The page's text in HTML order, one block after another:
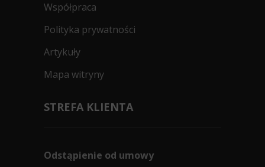
Współpraca
Polityka prywatności
Artykuły
Mapa witryny
STREFA KLIENTA
Odstąpienie od umowy